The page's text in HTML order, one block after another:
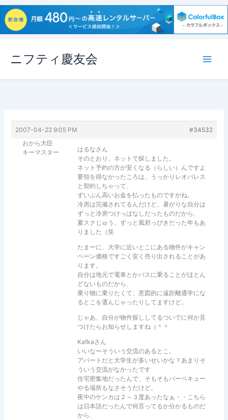
ス
ニフティ慶友会
2007-04-22 9:05 PM
#34532
おから大臣
キーマスター
はるなさん
そのとおり、ネットで探しました。
ネット予約の方が安くなる（らしい）んですよ
要領を得なかったころは、うっかりレオパレス
と契約しちゃって、
ずいぶん高いお金を払ったものですがね。
冷房は完備されてるんだけど、暑がりな自分は
ずっと冷房つけっぱなしだったものだから、
夏スクじゅう、ずっと風邪っぴきだった年もあ
りました（笑
たまーに、大学に近いとこにある物件がキャン
ペーン価格ですごく安く売り出されることがあ
ります。
自分は地元で電車とかバスに乗ることがほとん
どないものだから、
乗り物に乗りたくて、意図的に遠距離通学にな
るとこを選んじゃったりしてますけど。
じゃあ、自分が物件探ししてるついでに何か見
つけたらお知らせしますね（＾＾
Kafkaさん
いいなーそういう交流のあるとこ。
アパートだと大学生が多いせいかな？あまりそ
ういう交流がなかったです
住宅密集地だったんで、そもそもバーベキュー
やる場所もなさそうだけど。
夜中のケンカは２～３度あったなぁ・・こちら
は日本語だったんで何言ってるか分かるものだ
から、